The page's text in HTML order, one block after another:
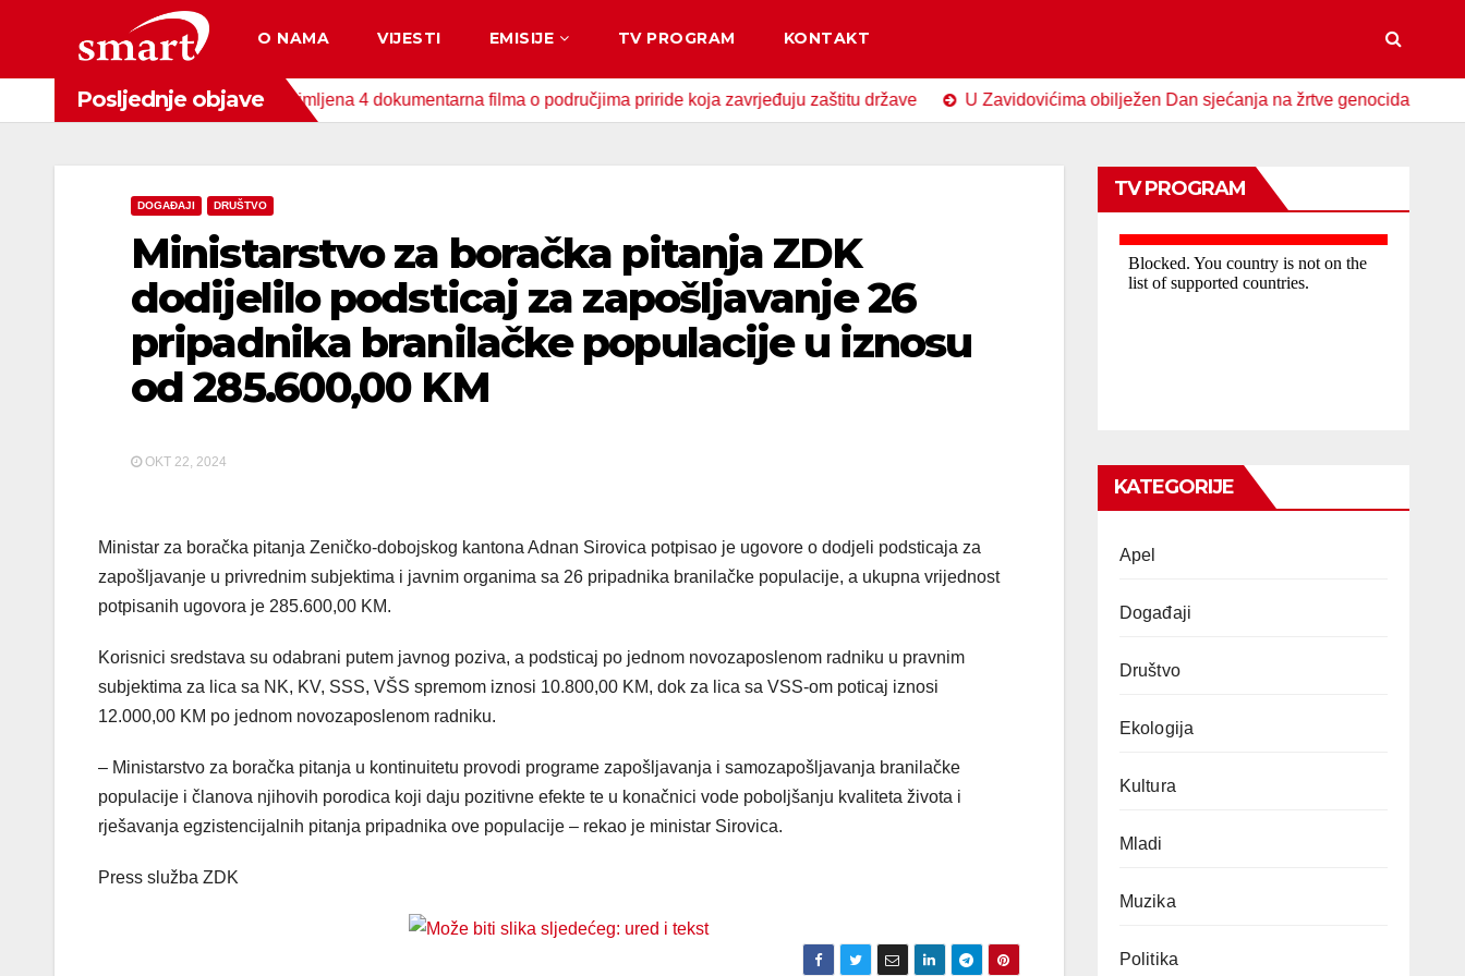
content
O NAMA VIJESTI EMISIJE TV PROGRAM KONTAKT
Posljednje objave
Fonda za zaštitu okoliša snimljena 4 dokumentarna filma o područjima priride koja zavrjeđuju zaštitu države U Zavidovićima obilježen Dan sjećanja na žrtve genocida u Srebrenici
DOGAĐAJI DRUŠTVO
Ministarstvo za boračka pitanja ZDK
dodijelilo podsticaj za zapošljavanje 26
pripadnika branilačke populacije u iznosu
od 285.600,00 KM
OKT 22, 2024
Ministar za boračka pitanja Zeničko-dobojskog kantona Adnan Sirovica potpisao je ugovore o dodjeli podsticaja za
zapošljavanje u privrednim subjektima i javnim organima sa 26 pripadnika branilačke populacije, a ukupna vrijednost
potpisanih ugovora je 285.600,00 KM.
Korisnici sredstava su odabrani putem javnog poziva, a podsticaj po jednom novozaposlenom radniku u pravnim
subjektima za lica sa NK, KV, SSS, VŠS spremom iznosi 10.800,00 KM, dok za lica sa VSS-om poticaj iznosi
12.000,00 KM po jednom novozaposlenom radniku.
– Ministarstvo za boračka pitanja u kontinuitetu provodi programe zapošljavanja i samozapošljavanja branilačke
populacije i članova njihovih porodica koji daju pozitivne efekte te u konačnici vode poboljšanju kvaliteta života i
rješavanja egzistencijalnih pitanja pripadnika ove populacije – rekao je ministar Sirovica.
Press služba ZDK
TV PROGRAM
KATEGORIJE
Apel
Događaji
Društvo
Ekologija
Kultura
Mladi
Muzika
Politika